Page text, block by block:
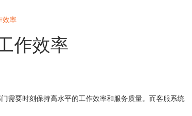
效率
作效率
要时刻保持高水平的工作效率和服务质量。而客服系统